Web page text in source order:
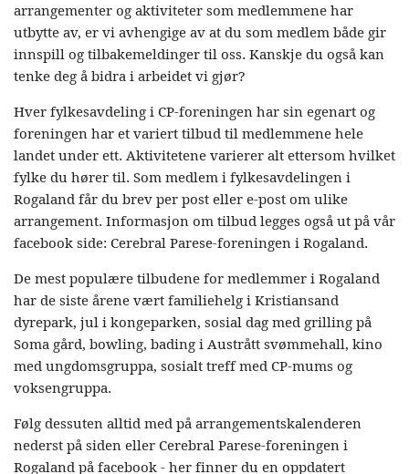
arrangementer og aktiviteter som medlemmene har
utbytte av, er vi avhengige av at du som medlem både gir
innspill og tilbakemeldinger til oss. Kanskje du også kan
tenke deg å bidra i arbeidet vi gjør?
Hver fylkesavdeling i CP-foreningen har sin egenart og
foreningen har et variert tilbud til medlemmene hele
landet under ett. Aktivitetene varierer alt ettersom hvilket
fylke du hører til. Som medlem i fylkesavdelingen i
Rogaland får du brev per post eller e-post om ulike
arrangement. Informasjon om tilbud legges også ut på vår
facebook side: Cerebral Parese-foreningen i Rogaland.
De mest populære tilbudene for medlemmer i Rogaland
har de siste årene vært familiehelg i Kristiansand
dyrepark, jul i kongeparken, sosial dag med grilling på
Soma gård, bowling, bading i Austrått svømmehall, kino
med ungdomsgruppa, sosialt treff med CP-mums og
voksengruppa.
Følg dessuten alltid med på arrangementskalenderen
nederst på siden eller Cerebral Parese-foreningen i
Rogaland på facebook - her finner du en oppdatert